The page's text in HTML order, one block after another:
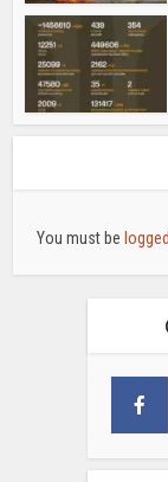
You must be